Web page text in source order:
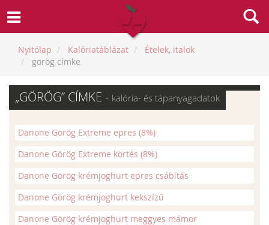
Nyitólap Kalóriatáblázat
Ételek, italok
görög címke
„GÖRÖG” CÍMKE - kalória- és tápanyagadatok
Danone Görög Extreme epres (8%)
Danone Görög Extreme körtés (8%)
Danone Görög krémjoghurt epres csábítás
Danone Görög krémjoghurt kekszízű
Danone Görög krémjoghurt meggyes mámor